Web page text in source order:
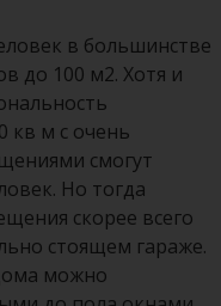
в большинстве
до 100 м2. Хотя и
кв м с очень
смогут
Но тогда
скорее всего
стоящем гараже.
можно